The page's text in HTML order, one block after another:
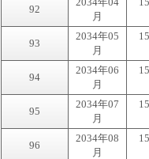
92
月
93
2034年05
月
94
2034年06
月
95
2034年07
月
96
2034年08
月